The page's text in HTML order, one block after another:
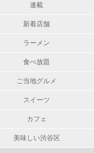
連載
新着店舗
ラーメン
食べ放題
ご当地グルメ
スイーツ
カフェ
美味しい渋谷区